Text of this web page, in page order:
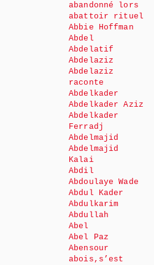
abandonné lors
abattoir rituel
Abbie Hoffman
Abdel
Abdelatif
Abdelaziz
Abdelaziz
raconte
Abdelkader
Abdelkader Aziz
Abdelkader
Ferradj
Abdelmajid
Abdelmajid
Kalai
Abdil
Abdoulaye Wade
Abdul Kader
Abdulkarim
Abdullah
Abel
Abel Paz
Abensour
abois,s’est